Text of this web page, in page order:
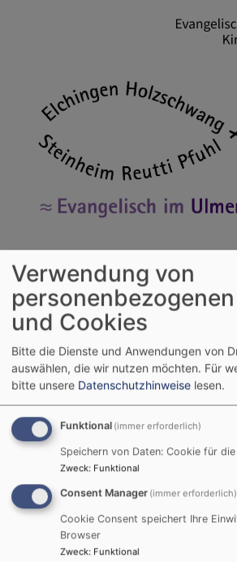
Evangelische
Ulmer Winkel
Holzschwang - Hausen - Reutti - Steinheim - Pfuhl
Hauptnavigation
Startseite
Ev. Luth. Kirchengemeinde
Hausen
Holzschwang / Hausen- Wir
Holzschwang - Pfarrstadl
Holzschwang
Pfarrstadl
Verwendung von
und Cookies
Bitte die Dienste und Anwendungen von
auswählen, die wir nutzen möchten. Für
bitte unsere Datenschutzhinweise lesen.
Funktional (immer erforderlich)
Speichern von Daten: Cookie für
Zweck: Funktional
Consent Manager (immer erforderlich)
Cookie Consent speichert Ihre
Browser
Zweck: Funktional